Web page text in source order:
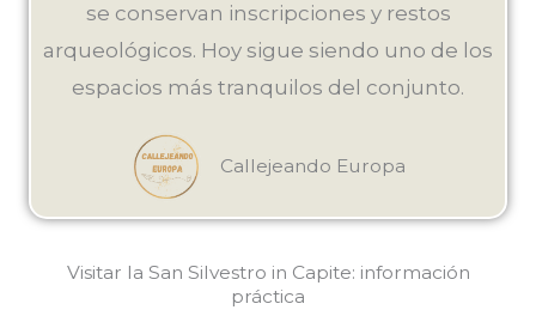
se conservan inscripciones y restos
arqueológicos. Hoy sigue siendo uno de los
espacios más tranquilos del conjunto.
Callejeando Europa
Visitar la San Silvestro in Capite: información
práctica